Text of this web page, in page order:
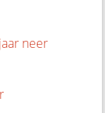
neer